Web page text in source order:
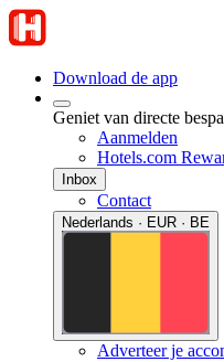
Download de app
Geniet van directe
Aanmelden
Hotels.com
Inbox
Contact
Nederlands · EUR · BE
Adverteer je